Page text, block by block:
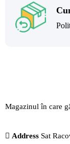
Magazinul în care
Address Sat